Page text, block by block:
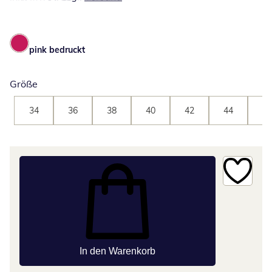
pink bedruckt
Größe
34 36 38 40 42 44
In den Warenkorb